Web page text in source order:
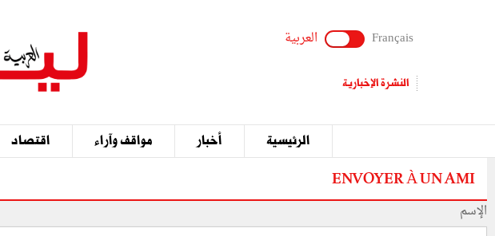
Français العربية
النشرة الإخبارية
الرئيسية أخبار مواقف وآراء اقتصاد
ENVOYER À UN AMI
الإسم